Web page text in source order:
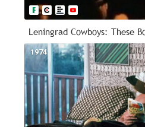
Leningrad Cowboys: These
1974